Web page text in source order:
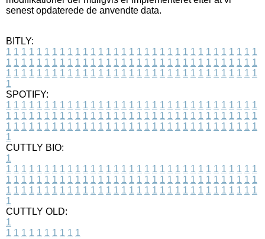
senest opdaterede de anvendte data.
BITLY:
1 1 1 1 1 1 1 1 1 1 1 1 1 1 1 1 1 1 1 1 1 1 1 1 1 1 1 1 1 1 1 1 1
1 1 1 1 1 1 1 1 1 1 1 1 1 1 1 1 1 1 1 1 1 1 1 1 1 1 1 1 1 1 1 1 1
1 1 1 1 1 1 1 1 1 1 1 1 1 1 1 1 1 1 1 1 1 1 1 1 1 1 1 1 1 1 1 1 1
1
SPOTIFY:
1 1 1 1 1 1 1 1 1 1 1 1 1 1 1 1 1 1 1 1 1 1 1 1 1 1 1 1 1 1 1 1 1
1 1 1 1 1 1 1 1 1 1 1 1 1 1 1 1 1 1 1 1 1 1 1 1 1 1 1 1 1 1 1 1 1
1 1 1 1 1 1 1 1 1 1 1 1 1 1 1 1 1 1 1 1 1 1 1 1 1 1 1 1 1 1 1 1 1
1
CUTTLY BIO:
1
1 1 1 1 1 1 1 1 1 1 1 1 1 1 1 1 1 1 1 1 1 1 1 1 1 1 1 1 1 1 1 1 1
1 1 1 1 1 1 1 1 1 1 1 1 1 1 1 1 1 1 1 1 1 1 1 1 1 1 1 1 1 1 1 1 1
1 1 1 1 1 1 1 1 1 1 1 1 1 1 1 1 1 1 1 1 1 1 1 1 1 1 1 1 1 1 1 1 1
1
CUTTLY OLD:
1
1 1 1 1 1 1 1 1 1 1